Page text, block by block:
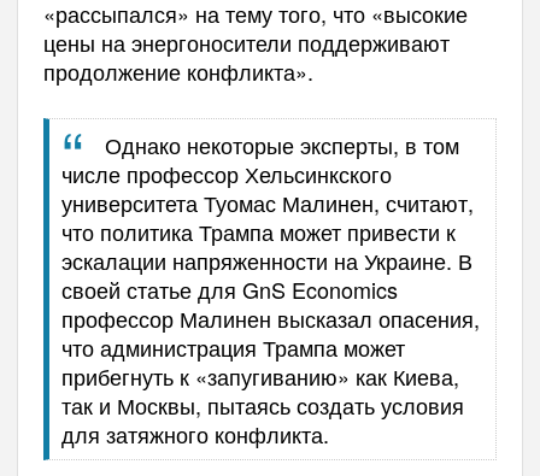
«рассыпался» на тему того, что «высокие
цены на энергоносители поддерживают
продолжение конфликта».
Однако некоторые эксперты, в том
числе профессор Хельсинкского
университета Туомас Малинен, считают,
что политика Трампа может привести к
эскалации напряженности на Украине. В
своей статье для GnS Economics
профессор Малинен высказал опасения,
что администрация Трампа может
прибегнуть к «запугиванию» как Киева,
так и Москвы, пытаясь создать условия
для затяжного конфликта.